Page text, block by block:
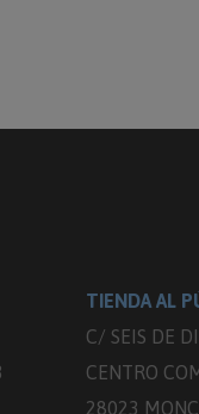
TIENDA AL
C/ SEIS DE
CENTRO
28023